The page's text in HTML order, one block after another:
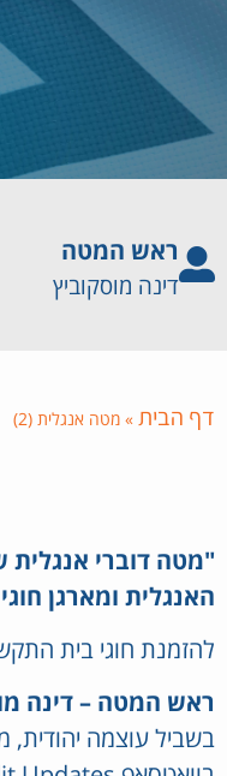
ראש המטה
דינה מוסקוביץ
דף הבית » מטה אנגלית (2)
"מטה דוברי אנגלית
האנגלית ומארגן
להזמנת חוגי בית
ראש המטה – דינה